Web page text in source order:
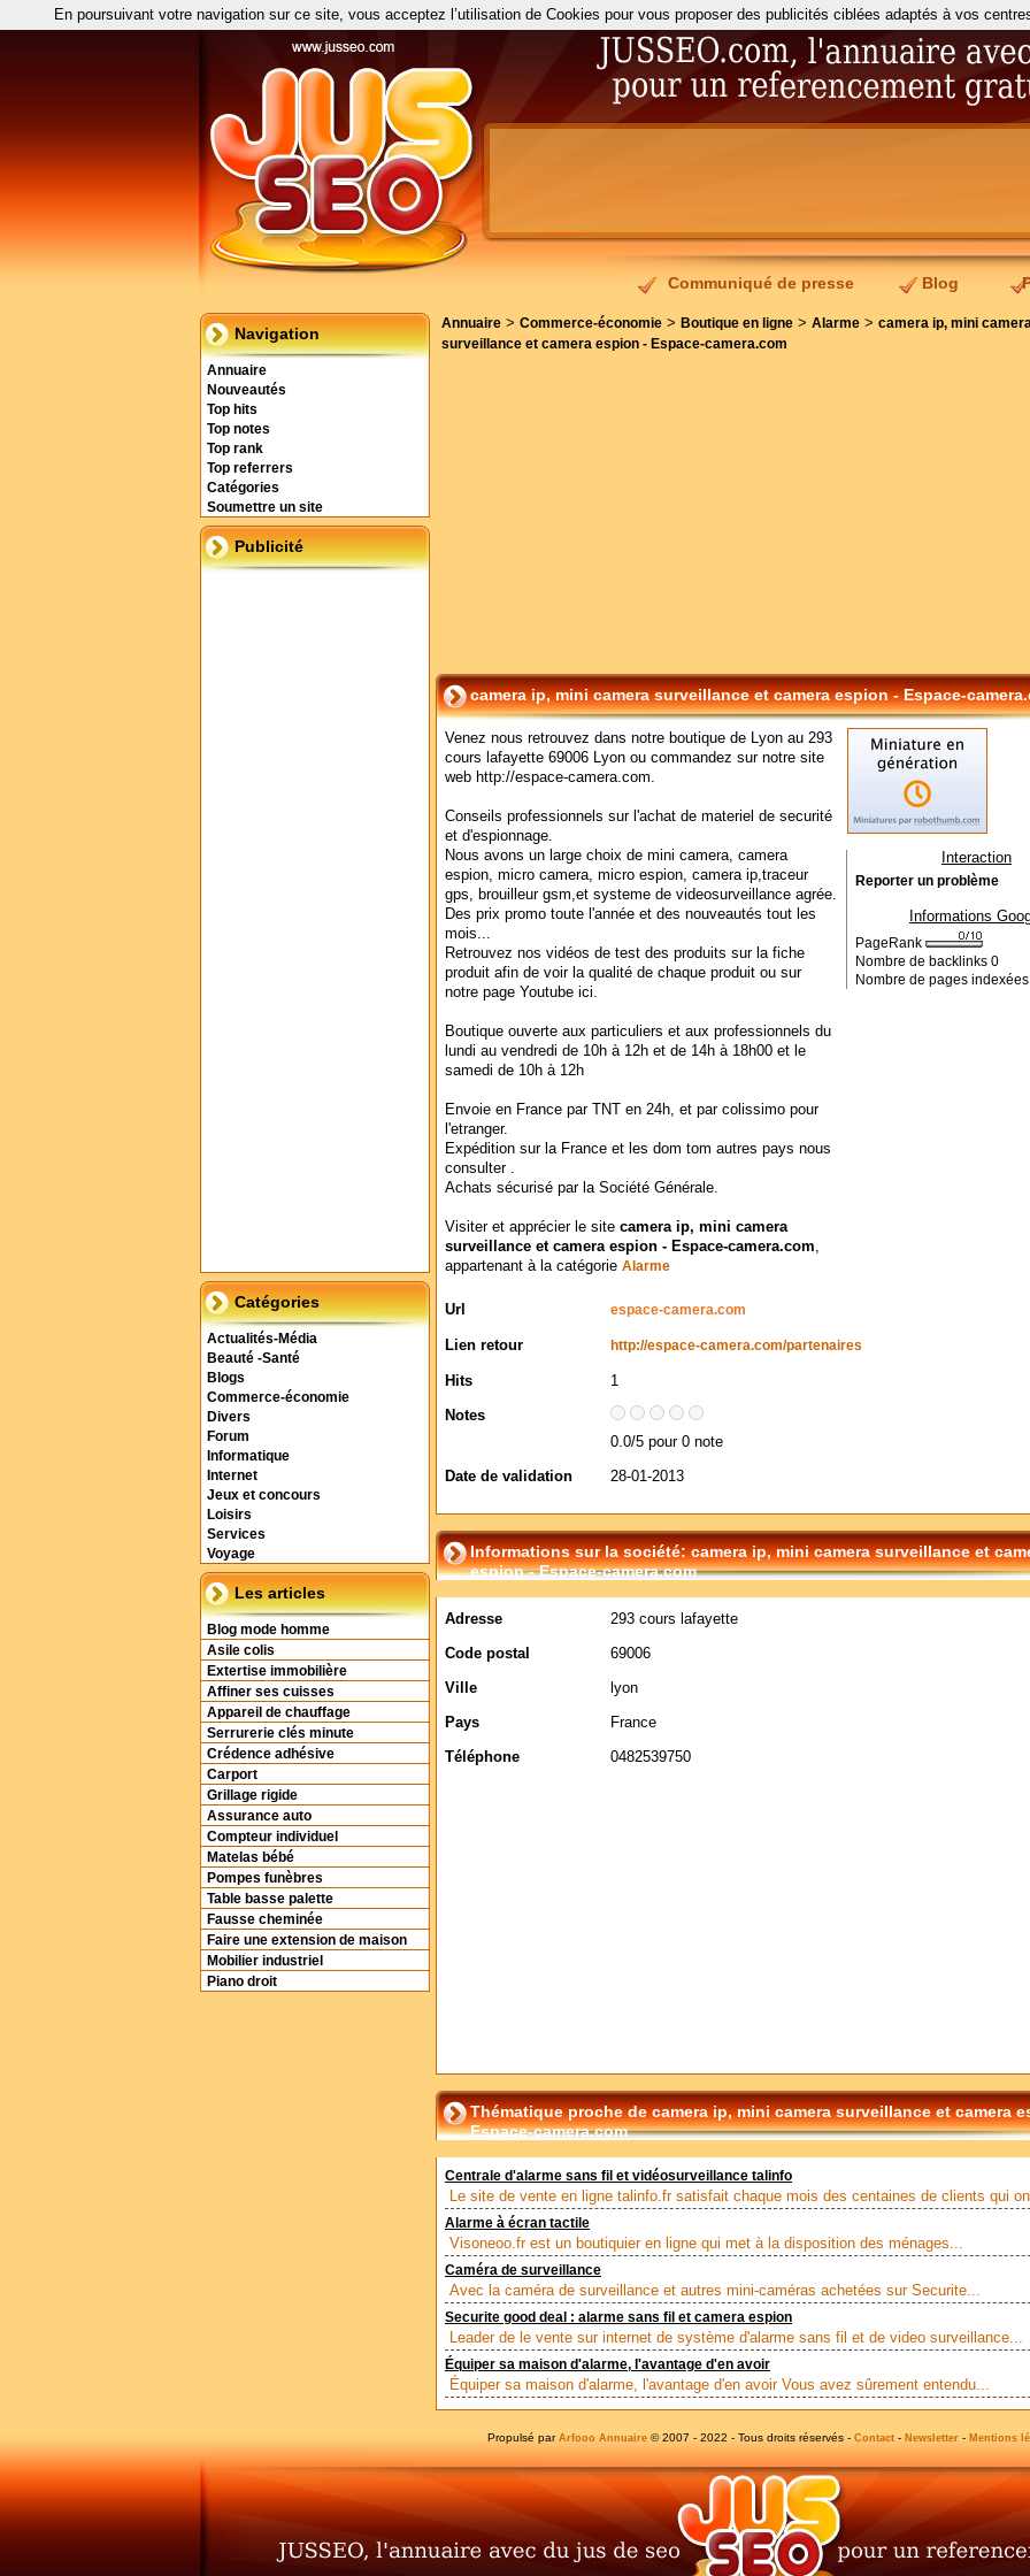
Communiqué de presse Blog
Navigation
Annuaire
Nouveautés
Top hits
Top notes
Top rank
Top referrers
Catégories
Soumettre un site
Publicité
Catégories
Actualités-Média
Beauté -Santé
Blogs
Commerce-économie
Divers
Forum
Informatique
Internet
Jeux et concours
Loisirs
Services
Voyage
Les articles
Blog mode homme
Asile colis
Extertise immobilière
Affiner ses cuisses
Appareil de chauffage
Serrurerie clés minute
Crédence adhésive
Carport
Grillage rigide
Assurance auto
Compteur individuel
Matelas bébé
Pompes funèbres
Table basse palette
Fausse cheminée
Faire une extension de maison
Mobilier industriel
Piano droit
Annuaire > Commerce-économie > Boutique en ligne > Alarme > camera ip, mini
surveillance et camera espion - Espace-camera.com
camera ip, mini camera surveillance et camera espion - Espace-
Venez nous retrouvez dans notre boutique de Lyon au 293
cours lafayette 69006 Lyon ou commandez sur notre site
web http://espace-camera.com.
Conseils professionnels sur l'achat de materiel de securité
et d'espionnage.
Nous avons un large choix de mini camera, camera
espion, micro camera, micro espion, camera ip,traceur
gps, brouilleur gsm,et systeme de videosurveillance agrée.
Des prix promo toute l'année et des nouveautés tout les
mois...
Retrouvez nos vidéos de test des produits sur la fiche
produit afin de voir la qualité de chaque produit ou sur
notre page Youtube ici.
Boutique ouverte aux particuliers et aux professionnels du
lundi au vendredi de 10h à 12h et de 14h à 18h00 et le
samedi de 10h à 12h
Envoie en France par TNT en 24h, et par colissimo pour
l'etranger.
Expédition sur la France et les dom tom autres pays nous
consulter .
Achats sécurisé par la Société Générale.
Visiter et apprécier le site camera ip, mini camera
surveillance et camera espion - Espace-camera.com,
appartenant à la catégorie Alarme
Url espace-camera.com
Lien retour http://espace-camera.com/partenaires
Hits
1
Notes
0.0/5 pour 0 note
Date de validation
28-01-2013
Interaction
Reporter un problème
Informations
PageRank
Nombre de backlinks 0
Nombre de pages
Informations sur la société: camera ip, mini camera surveillance et
espion - Espace-camera.com
Adresse
293 cours lafayette
Code postal
69006
Ville
lyon
Pays
France
Téléphone
0482539750
Thématique proche de camera ip, mini camera surveillance et camera
Espace-camera.com
Centrale d'alarme sans fil et vidéosurveillance talinfo
Le site de vente en ligne talinfo.fr satisfait chaque mois des centaines de clients qui
Alarme à écran tactile
Visoneoo.fr est un boutiquier en ligne qui met à la disposition des ménages...
Caméra de surveillance
Avec la caméra de surveillance et autres mini-caméras achetées sur Securite...
Securite good deal : alarme sans fil et camera espion
Leader de le vente sur internet de système d'alarme sans fil et de video surveillance...
Équiper sa maison d'alarme, l'avantage d'en avoir
Équiper sa maison d'alarme, l'avantage d'en avoir Vous avez sûrement entendu...
Propulsé par Arfooo Annuaire © 2007 - 2022 - Tous droits réservés - Contact - Newsletter - Mentions
En poursuivant votre navigation sur ce site, vous acceptez l’utilisation de Cookies pour vous proposer des publicités ciblées adaptés à vos